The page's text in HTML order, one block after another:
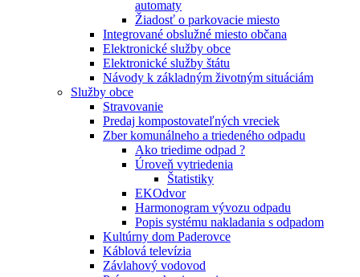
automaty
Žiadosť o parkovacie miesto
Integrované obslužné miesto občana
Elektronické služby obce
Elektronické služby štátu
Návody k základným životným situáciám
Služby obce
Stravovanie
Predaj kompostovateľných vreciek
Zber komunálneho a triedeného odpadu
Ako triedime odpad ?
Úroveň vytriedenia
Štatistiky
EKOdvor
Harmonogram vývozu odpadu
Popis systému nakladania s odpadom
Kultúrny dom Paderovce
Káblová televízia
Závlahový vodovod